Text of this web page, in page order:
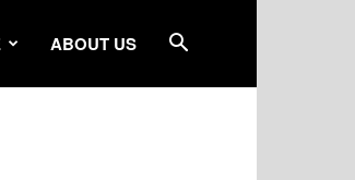
ABOUT US